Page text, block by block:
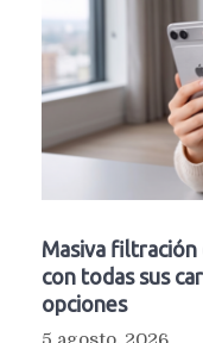
Masiva
con todas sus
opciones